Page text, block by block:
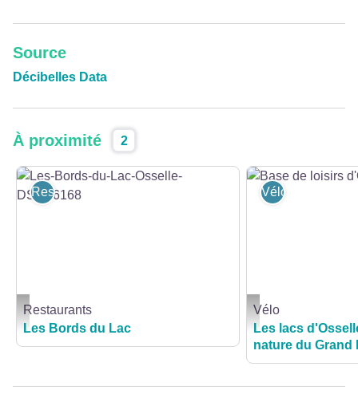
Source
Décibelles Data
À proximité 2
Les-Bords-du-Lac-Osselle-DSCF6168 - Restaurant Les Bords du Lac à
Restaurants
Restaurants
Les Bords du Lac
Base de loisirs
Vélo
Vélo
Les lacs
nature du Grand